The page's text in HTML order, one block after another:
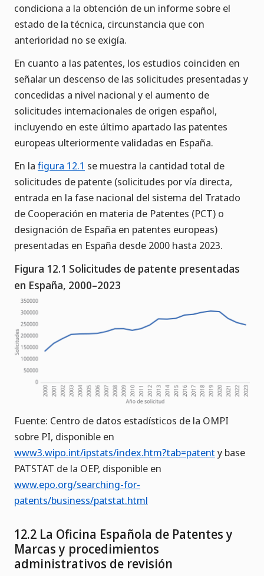
condiciona a la obtención de un informe sobre el
estado de la técnica, circunstancia que con
anterioridad no se exigía.
En cuanto a las patentes, los estudios coinciden en
señalar un descenso de las solicitudes presentadas y
concedidas a nivel nacional y el aumento de
solicitudes internacionales de origen español,
incluyendo en este último apartado las patentes
europeas ulteriormente validadas en España.
En la figura 12.1 se muestra la cantidad total de
solicitudes de patente (solicitudes por vía directa,
entrada en la fase nacional del sistema del Tratado
de Cooperación en materia de Patentes (PCT) o
designación de España en patentes europeas)
presentadas en España desde 2000 hasta 2023.
Figura 12.1 Solicitudes de patente presentadas
en España, 2000–2023
Fuente: Centro de datos estadísticos de la OMPI
sobre PI, disponible en
www3.wipo.int/ipstats/index.htm?tab=patent y base
PATSTAT de la OEP, disponible en
www.epo.org/searching-for-
patents/business/patstat.html
12.2 La Oficina Española de Patentes y
Marcas y procedimientos
administrativos de revisión